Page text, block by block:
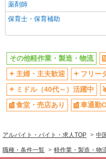
薬剤師
保育士・保育補助
その他軽作業・製造・物流
主婦・主夫歓迎
フリー
ミドル（40代～）活躍中
食堂・売店あり
車通勤
アルバイト・バイト・求人TOP 中
職種・条件一覧 軽作業・製造・物